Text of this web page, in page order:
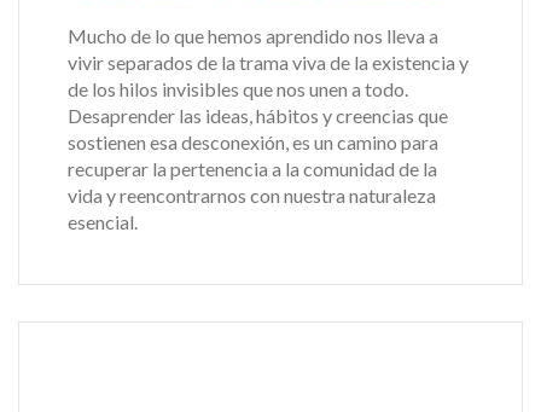
Mucho de lo que hemos aprendido nos lleva a
vivir separados de la trama viva de la existencia y
de los hilos invisibles que nos unen a todo.
Desaprender las ideas, hábitos y creencias que
sostienen esa desconexión, es un camino para
recuperar la pertenencia a la comunidad de la
vida y reencontrarnos con nuestra naturaleza
esencial.